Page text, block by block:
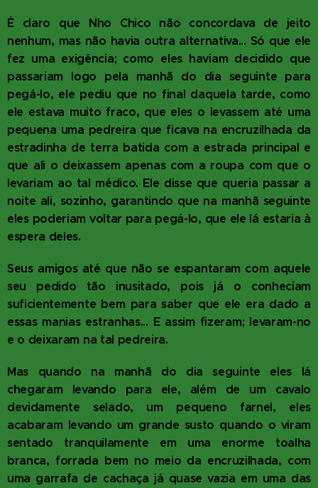
É claro que Nho Chico não concordava de jeito
nenhum, mas não havia outra alternativa... Só que ele
fez uma exigência; como eles haviam decidido que
passariam logo pela manhã do dia seguinte para
pegá-lo, ele pediu que no final daquela tarde, como
ele estava muito fraco, que eles o levassem até uma
pequena uma pedreira que ficava na encruzilhada da
estradinha de terra batida com a estrada principal e
que ali o deixassem apenas com a roupa com que o
levariam ao tal médico. Ele disse que queria passar a
noite ali, sozinho, garantindo que na manhã seguinte
eles poderiam voltar para pegá-lo, que ele lá estaria à
espera deles.
Seus amigos até que não se espantaram com aquele
seu pedido tão inusitado, pois já o conheciam
suficientemente bem para saber que ele era dado a
essas manias estranhas... E assim fizeram; levaram-no
e o deixaram na tal pedreira.
Mas quando na manhã do dia seguinte eles lá
chegaram levando para ele, além de um cavalo
devidamente selado, um pequeno farnel, eles
acabaram levando um grande susto quando o viram
sentado tranquilamente em uma enorme toalha
branca, forrada bem no meio da encruzilhada, com
uma garrafa de cachaça já quase vazia em uma das